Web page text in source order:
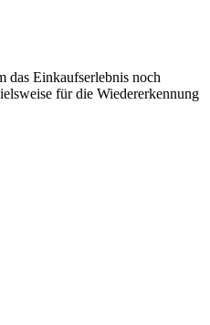
das Einkaufserlebnis noch
für die Wiedererkennung